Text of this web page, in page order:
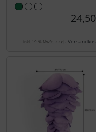
inkl. 19 % MwSt. zzgl.